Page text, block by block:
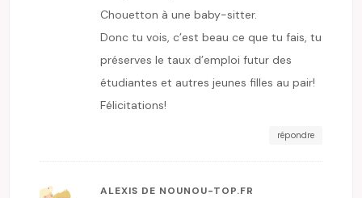
Chouetton à une baby-sitter.
Donc tu vois, c’est beau ce que tu fais, tu
préserves le taux d’emploi futur des
étudiantes et autres jeunes filles au pair!
Félicitations!
répondre
ALEXIS DE NOUNOU-TOP.FR